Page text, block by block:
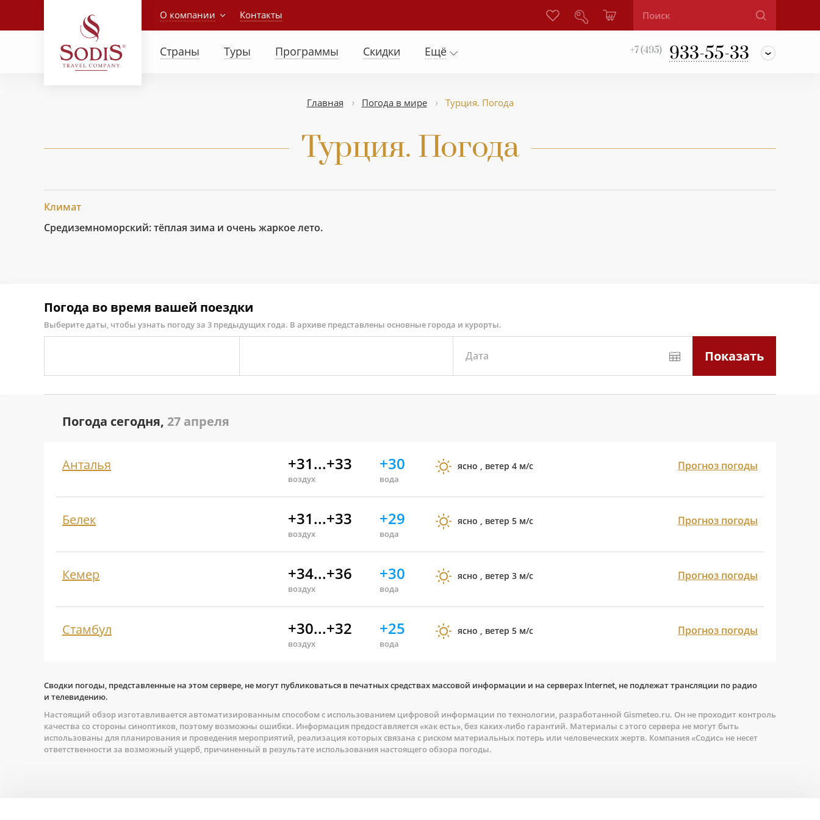
О компании Контакты
Страны Туры Программы Скидки Ещё +7 (495) 933-55-33
Главная Погода в мире Турция. Погода
Турция. Погода
Климат
Средиземноморский: тёплая зима и очень жаркое лето.
Погода во время вашей поездки
Выберите даты, чтобы узнать погоду за 3 предыдущих года. В архиве представлены основные города и курорты.
Дата Показать
Погода сегодня, 27 апреля
Анталья +31...+33
воздух
+30
вода
ясно , ветер 4 м/с Прогноз погоды
Белек +31...+33
воздух
+29
вода
ясно , ветер 5 м/с Прогноз погоды
Кемер +34...+36
воздух
+30
вода
ясно , ветер 3 м/с Прогноз погоды
Стамбул +30...+32
воздух
+25
вода
ясно , ветер 5 м/с Прогноз погоды
Сводки погоды, представленные на этом сервере, не могут публиковаться в печатных средствах массовой информации и на серверах Internet, не подлежат трансляции по радио
и телевидению.
Настоящий обзор изготавливается автоматизированным способом с использованием цифровой информации по технологии, разработанной Gismeteo.ru. Он не проходит контроль
качества со стороны синоптиков, поэтому возможны ошибки. Информация предоставляется «как есть», без каких-либо гарантий. Материалы с этого сервера не могут быть
использованы для планирования и проведения мероприятий, реализация которых связана с риском материальных потерь или человеческих жертв. Компания «Содис» не несет
ответственности за возможный ущерб, причиненный в результате использования настоящего обзора погоды.